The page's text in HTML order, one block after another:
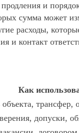
и
сумма может
расходы,
и контакт
Как
трансфер,
допуски,